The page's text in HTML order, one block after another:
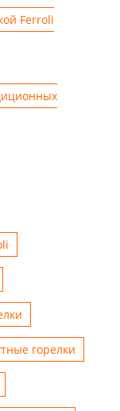
Ferroli
горелки